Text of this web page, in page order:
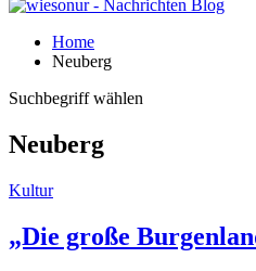
Home
Neuberg
Suchbegriff wählen
Neuberg
Kultur
„Die große